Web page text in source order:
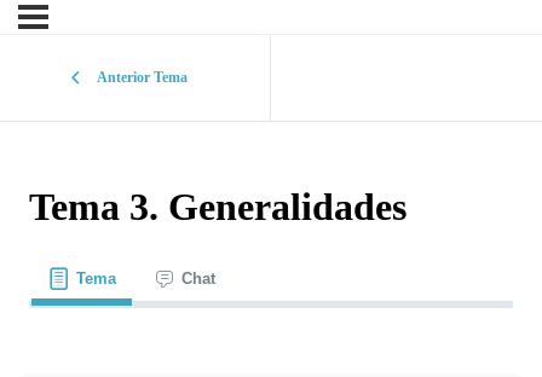
Anterior Tema
Tema 3. Generalidades
Tema Chat